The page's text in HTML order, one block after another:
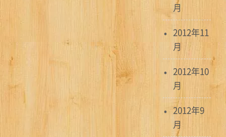
月
2012年11
月
2012年10
月
2012年9
月